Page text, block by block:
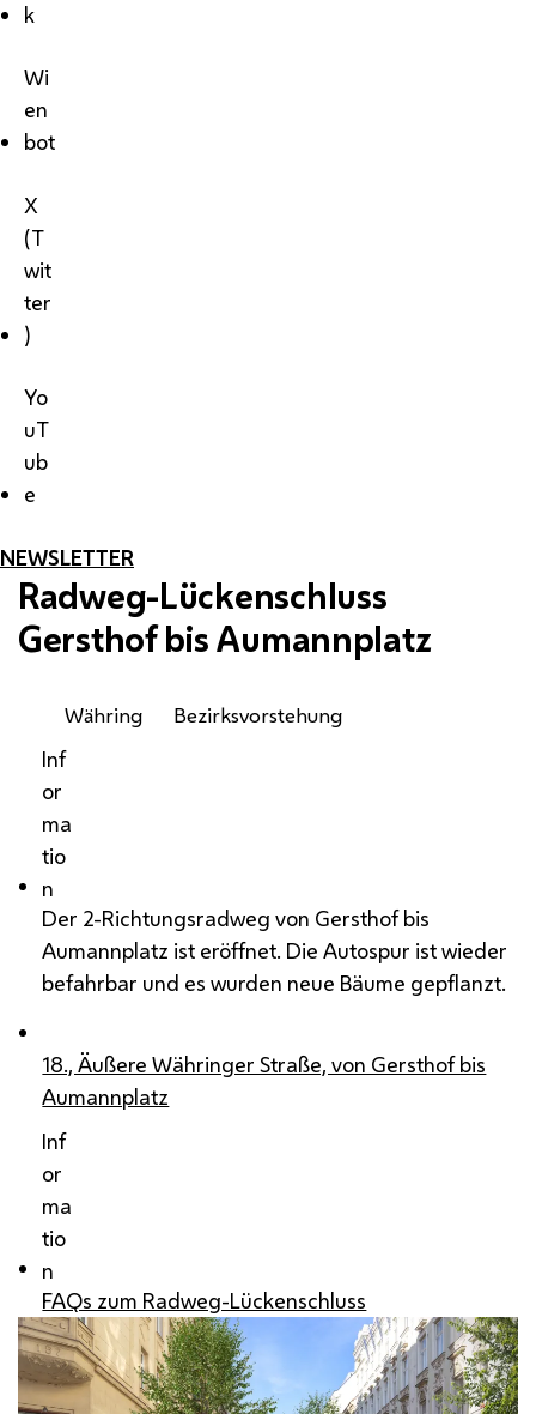
k
Wi
en
bot
X
(T
wit
ter
)
Yo
uT
ub
e
NEWSLETTER
Radweg-Lückenschluss
Gersthof bis Aumannplatz
Währing Bezirksvorstehung
Inf
or
ma
tio
n
Der 2-Richtungsradweg von Gersthof bis
Aumannplatz ist eröffnet. Die Autospur ist wieder
befahrbar und es wurden neue Bäume gepflanzt.
18., Äußere Währinger Straße, von Gersthof bis
Aumannplatz
Inf
or
ma
tio
n
FAQs zum Radweg-Lückenschluss